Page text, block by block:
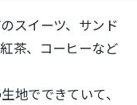
スイーツ、サンド
茶、コーヒーなど
地でできていて、